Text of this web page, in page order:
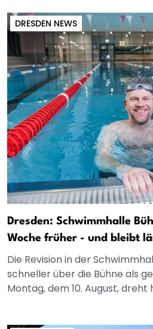
DRESDEN NEWS
Dresden: Schwimmhalle
Woche früher - und bleibt
Die Revision in der
schneller über die Bühne als
Montag, dem 10. August, dreht